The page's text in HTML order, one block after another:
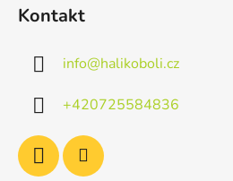
Kontakt
info@halikoboli.cz
+420725584836